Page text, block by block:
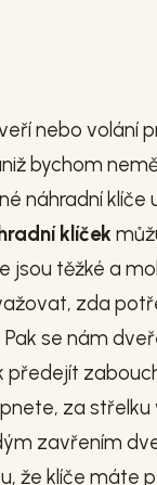
nebo volání
bychom
náhradní klíče
klíček
jsou těžké a
zda
. Pak se nám
předejít
za
zavřením
že klíče máte